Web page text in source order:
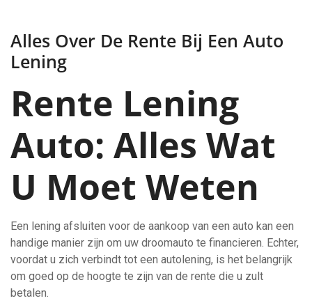
Alles Over De Rente Bij Een Auto
Lening
Rente Lening
Auto: Alles Wat
U Moet Weten
Een lening afsluiten voor de aankoop van een auto kan een
handige manier zijn om uw droomauto te financieren. Echter,
voordat u zich verbindt tot een autolening, is het belangrijk
om goed op de hoogte te zijn van de rente die u zult
betalen.